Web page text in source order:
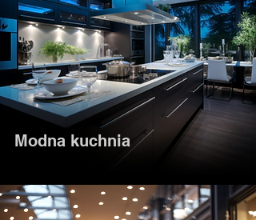
Modna kuchnia